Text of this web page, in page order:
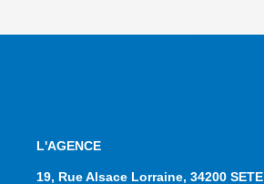
L'AGENCE
19, Rue Alsace Lorraine, 34200 SETE